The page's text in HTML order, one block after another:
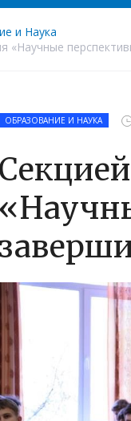
и Наука
«Научные
ОБРАЗОВАНИЕ И НАУКА